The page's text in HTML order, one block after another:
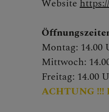
Website
Montag: 14.00
Mittwoch:
Freitag: 14.00
ACHTUNG !!!